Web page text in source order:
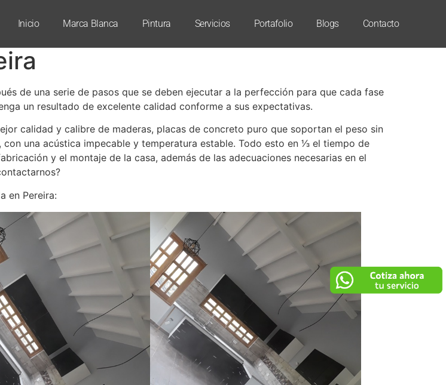
Inicio Marca Blanca Pintura Servicios Portafolio Blogs Contacto
de una serie de pasos que se deben ejecutar a la perfección para que cada fase
un resultado de excelente calidad conforme a sus expectativas.
calidad y calibre de maderas, placas de concreto puro que soportan el peso sin
una acústica impecable y temperatura estable. Todo esto en 1⁄3 el tiempo de
y el montaje de la casa, además de las adecuaciones necesarias en el
en Pereira: